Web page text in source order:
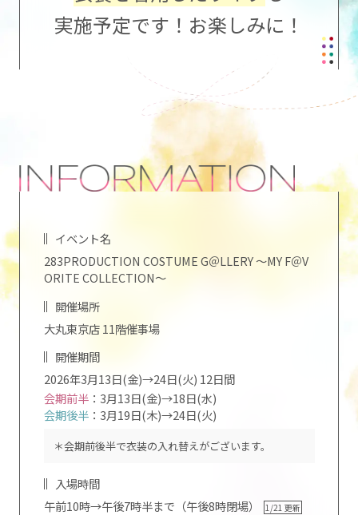
実施予定です！お楽しみに！
イベント名
283PRODUCTION COSTUME G＠LLERY ～MY F＠V
ORITE COLLECTION～
開催場所
大丸東京店 11階催事場
開催期間
2026年3月13日(金)→24日(火) 12日間
会期前半：3月13日(金)→18日(水)
会期後半：3月19日(木)→24日(火)
＊会期前後半で衣装の入れ替えがございます。
入場時間
午前10時→午後7時半まで（午後8時閉場） 1/21 更新